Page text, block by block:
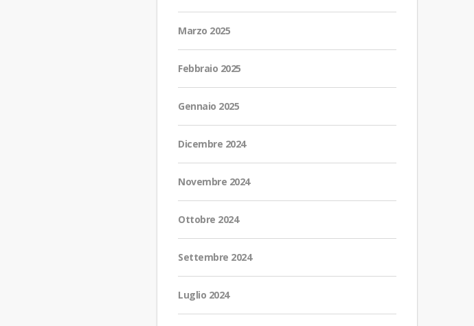
Marzo 2025
Febbraio 2025
Gennaio 2025
Dicembre 2024
Novembre 2024
Ottobre 2024
Settembre 2024
Luglio 2024